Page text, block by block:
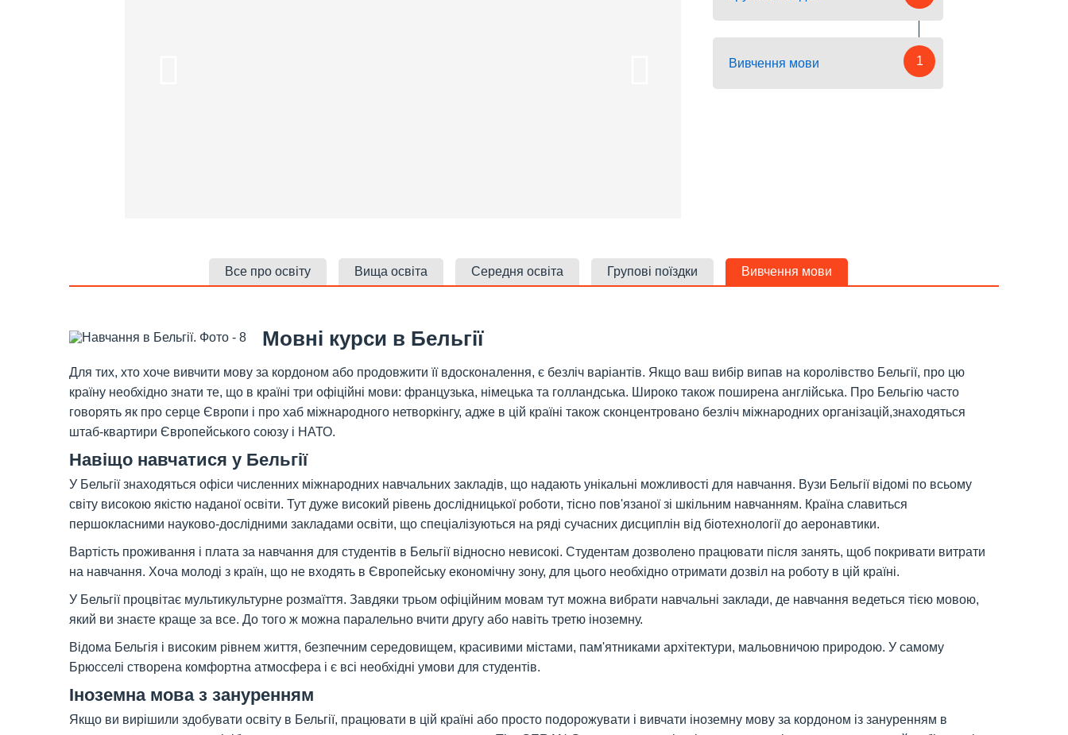
Вивчення мови 1
Все про освіту Вища освіта Середня освіта Групові поїздки Вивчення мови
Мовні курси в Бельгії
Для тих, хто хоче вивчити мову за кордоном або продовжити її вдосконалення, є безліч варіантів. Якщо ваш вибір випав на королівство Бельгії, про цю
країну необхідно знати те, що в країні три офіційні мови: французька, німецька та голландська. Широко також поширена англійська. Про Бельгію часто
говорять як про серце Європи і про хаб міжнародного нетворкінгу, адже в цій країні також сконцентровано безліч міжнародних організацій,знаходяться
штаб-квартири Європейського союзу і НАТО.
Навіщо навчатися у Бельгії
У Бельгії знаходяться офіси численних міжнародних навчальних закладів, що надають унікальні можливості для навчання. Вузи Бельгії відомі по всьому
світу високою якістю наданої освіти. Тут дуже високий рівень дослідницької роботи, тісно пов'язаної зі шкільним навчанням. Країна славиться
першокласними науково-дослідними закладами освіти, що спеціалізуються на ряді сучасних дисциплін від біотехнології до аеронавтики.
Вартість проживання і плата за навчання для студентів в Бельгії відносно невисокі. Студентам дозволено працювати після занять, щоб покривати витрати
на навчання. Хоча молоді з країн, що не входять в Європейську економічну зону, для цього необхідно отримати дозвіл на роботу в цій країні.
У Бельгії процвітає мультикультурне розмаїття. Завдяки трьом офіційним мовам тут можна вибрати навчальні заклади, де навчання ведеться тією мовою,
який ви знаєте краще за все. До того ж можна паралельно вчити другу або навіть третю іноземну.
Відома Бельгія і високим рівнем життя, безпечним середовищем, красивими містами, пам'ятниками архітектури, мальовничою природою. У самому
Брюсселі створена комфортна атмосфера і є всі необхідні умови для студентів.
Іноземна мова з зануренням
Якщо ви вирішили здобувати освіту в Бельгії, працювати в цій країні або просто подорожувати і вивчати іноземну мову за кордоном із зануренням в